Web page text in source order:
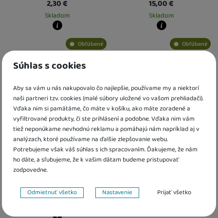
Súhlas s cookies
Aby sa vám u nás nakupovalo čo najlepšie, používame my a niektorí
naši partneri tzv. cookies (malé súbory uložené vo vašom prehliadači).
Vďaka nim si pamätáme, čo máte v košíku, ako máte zoradené a
vyfiltrované produkty, či ste prihlásení a podobne. Vďaka nim vám
tiež neponúkame nevhodnú reklamu a pomáhajú nám napríklad aj v
analýzach, ktoré používame na ďalšie zlepšovanie webu.
Potrebujeme však váš súhlas s ich spracovaním. Ďakujeme, že nám
ho dáte, a sľubujeme, že k vašim dátam budeme pristupovať
zodpovedne.
Nastavenie súhlasov s kategóriami cookies
Odmietnuť všetko Nastavenie Prijať všetko
2,30€
Skladom
Kdy zboží dostanete?
Osobný odber vo výdajnom mieste
U Vás doma
2 a více ks:Osobný odber vo výdajnom mieste
U Vás doma 17. 8.
15,00€
Skladom
Kdy zboží dostanete?
Osobný odber vo
Osobný odber vo
Obľúbené
ALBI Kúzelné čítanie Hravé
čísla
16,60€
Obľúbené
Vedomostné pexeso -
História Albi
Skladom